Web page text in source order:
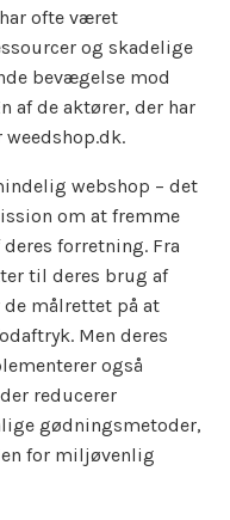
ofte været
og skadelige
bevægelse mod
af de aktører, der har
webshop – det
om at fremme
forretning. Fra
til deres brug af
målrettet på at
Men deres
også
reducerer
gødningsmetoder,
for miljøvenlig